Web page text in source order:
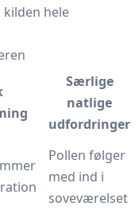
hele
Særlige
natlige
udfordringer
Pollen følger
med ind i
soveværelset